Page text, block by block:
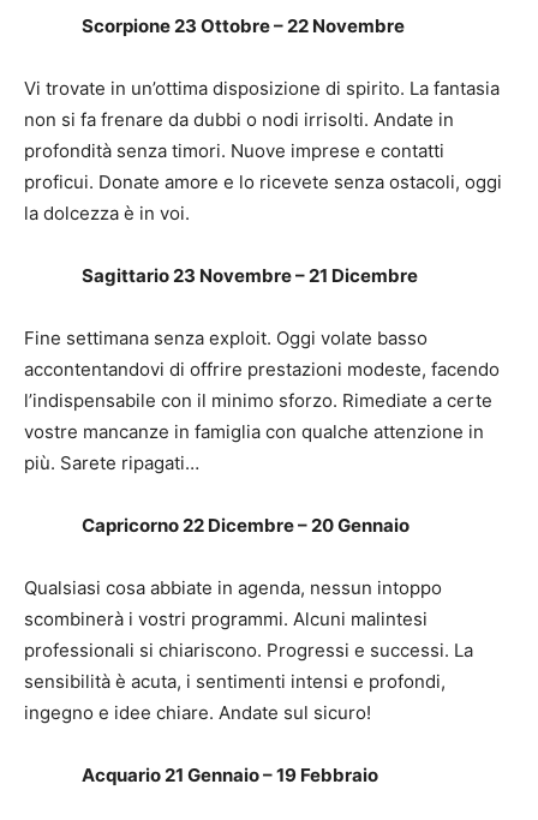
Scorpione 23 Ottobre – 22 Novembre
Vi trovate in un’ottima disposizione di spirito. La fantasia
non si fa frenare da dubbi o nodi irrisolti. Andate in
profondità senza timori. Nuove imprese e contatti
proficui. Donate amore e lo ricevete senza ostacoli, oggi
la dolcezza è in voi.
Sagittario 23 Novembre – 21 Dicembre
Fine settimana senza exploit. Oggi volate basso
accontentandovi di offrire prestazioni modeste, facendo
l’indispensabile con il minimo sforzo. Rimediate a certe
vostre mancanze in famiglia con qualche attenzione in
più. Sarete ripagati…
Capricorno 22 Dicembre – 20 Gennaio
Qualsiasi cosa abbiate in agenda, nessun intoppo
scombinerà i vostri programmi. Alcuni malintesi
professionali si chiariscono. Progressi e successi. La
sensibilità è acuta, i sentimenti intensi e profondi,
ingegno e idee chiare. Andate sul sicuro!
Acquario 21 Gennaio – 19 Febbraio